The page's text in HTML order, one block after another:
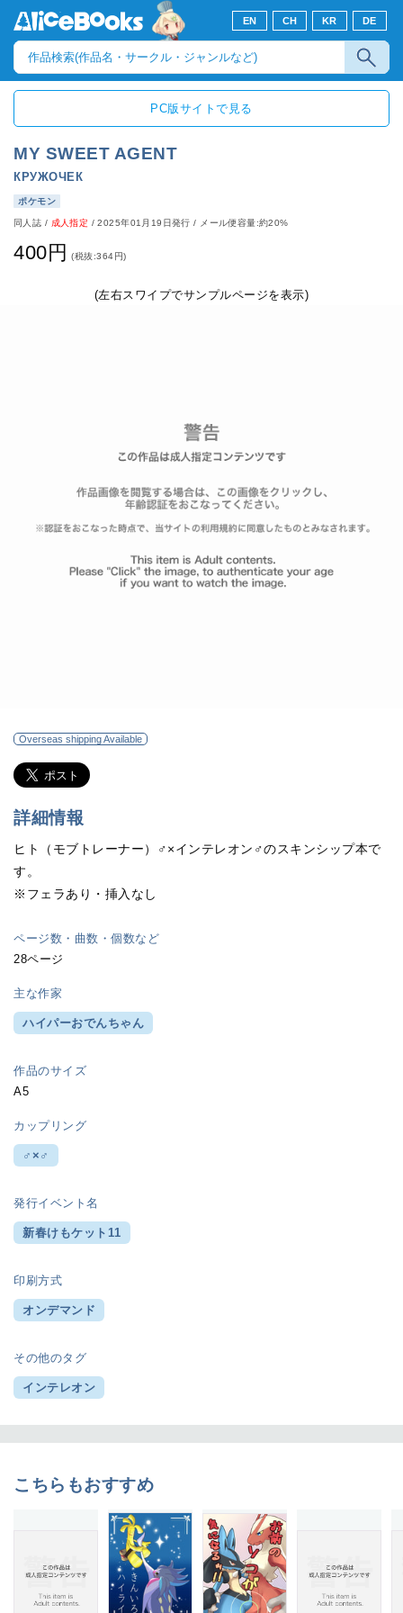
EN CH KR DE
PC版サイトで見る
MY SWEET AGENT
КРУЖОЧЕК
ポケモン
同人誌 / 成人指定 /2025年01月19日発行 / メール便容量:約20%
400円 (税抜:364円)
(左右スワイプでサンプルページを表示)
Overseas shipping Available
詳細情報
ヒト（モブトレーナー）♂×インテレオン♂のスキンシップ本で
す。
※フェラあり・挿入なし
ページ数・曲数・個数など
28ページ
主な作家
ハイパーおでんちゃん
作品のサイズ
A5
カップリング
♂×♂
発行イベント名
新春けもケット11
印刷方式
オンデマンド
その他のタグ
インテレオン
こちらもおすすめ